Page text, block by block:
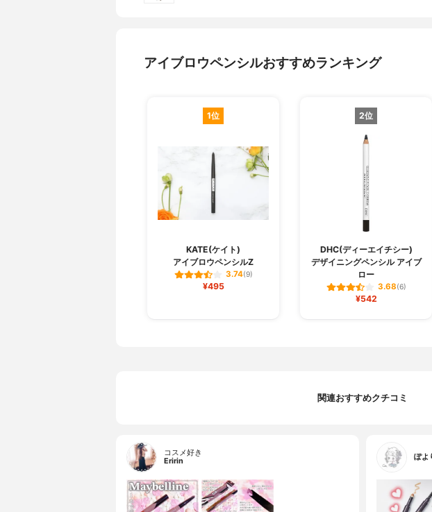
アイブロウペンシルおすすめランキング
1位
KATE(ケイト)
アイブロウペンシルZ
3.74(9)
¥495
2位
DHC(ディーエイチシー)
デザイニングペンシル アイブ
ロー
3.68(6)
¥542
関連おすすめクチコミ
コスメ好き
Eririn
ぽよ